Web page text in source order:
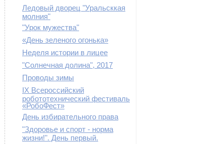
Ледовый дворец "Уральсккая
молния"
"Урок мужества"
«День зеленого огонька»
Неделя истории в лицее
"Солнечная долина", 2017
Проводы зимы
IХ Всероссийский
робототехнический фестиваль
«РобоФест»
День избирательного права
"Здоровье и спорт - норма
жизни!". День первый.